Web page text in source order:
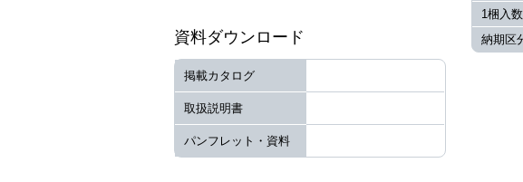
資料ダウンロード
掲載カタログ
取扱説明書
パンフレット・資料
1梱入数
納期区